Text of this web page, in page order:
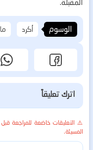
الوسوم أكرد
اترك تعليقاً
⚠️ التعليقات خاضعة للمراجعة قبل
المسيئة.